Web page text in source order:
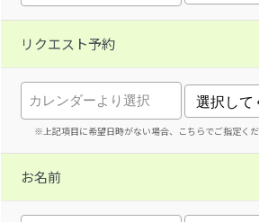
リクエスト予約
※上記項目に希望日時がない場合、こちらでご指定くだ
お名前